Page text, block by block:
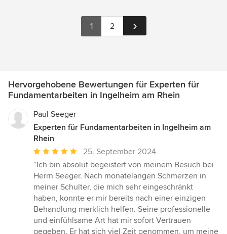
1 2
Hervorgehobene Bewertungen für Experten für
Fundamentarbeiten in Ingelheim am Rhein
Paul Seeger
Experten für Fundamentarbeiten in Ingelheim am
Rhein
Durchschnittliche
Bewertung:
5
von
5
Sternen
25. September 2024
“Ich bin absolut begeistert von meinem Besuch bei
Herrn Seeger. Nach monatelangen Schmerzen in
meiner Schulter, die mich sehr eingeschränkt
haben, konnte er mir bereits nach einer einzigen
Behandlung merklich helfen. Seine professionelle
und einfühlsame Art hat mir sofort Vertrauen
gegeben. Er hat sich viel Zeit genommen, um meine